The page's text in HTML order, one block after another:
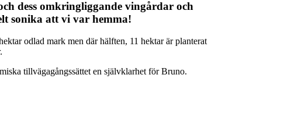
dess omkringliggande vingårdar och
sonika att vi var hemma!
odlad mark men där hälften, 11 hektar är planterat
tillvägagångssättet en självklarhet för Bruno.